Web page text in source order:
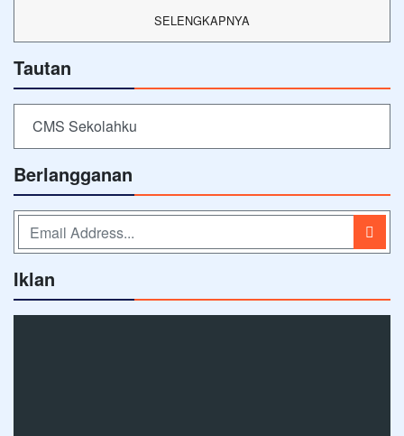
SELENGKAPNYA
Tautan
CMS Sekolahku
Berlangganan
Iklan